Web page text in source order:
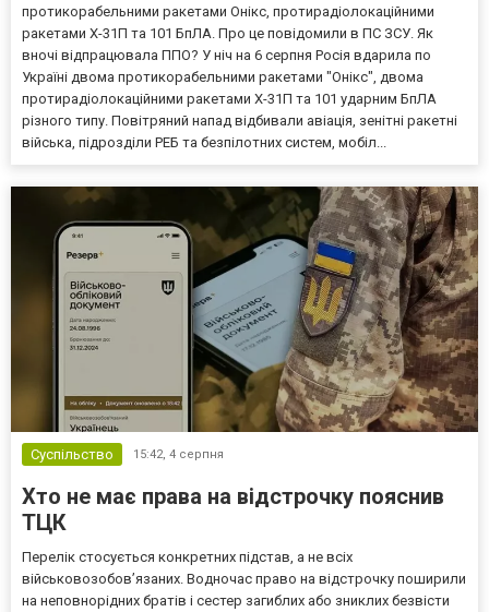
протикорабельними ракетами Онікс, протирадіолокаційними
ракетами Х-31П та 101 БпЛА. Про це повідомили в ПС ЗСУ. Як
вночі відпрацювала ППО? У ніч на 6 серпня Росія вдарила по
Україні двома протикорабельними ракетами "Онікс", двома
протирадіолокаційними ракетами Х-31П та 101 ударним БпЛА
різного типу. Повітряний напад відбивали авіація, зенітні ракетні
війська, підрозділи РЕБ та безпілотних систем, мобіл...
Суспільство 15:42, 4 серпня
Хто не має права на відстрочку пояснив
ТЦК
Перелік стосується конкретних підстав, а не всіх
військовозобов’язаних. Водночас право на відстрочку поширили
на неповнорідних братів і сестер загиблих або зниклих безвісти